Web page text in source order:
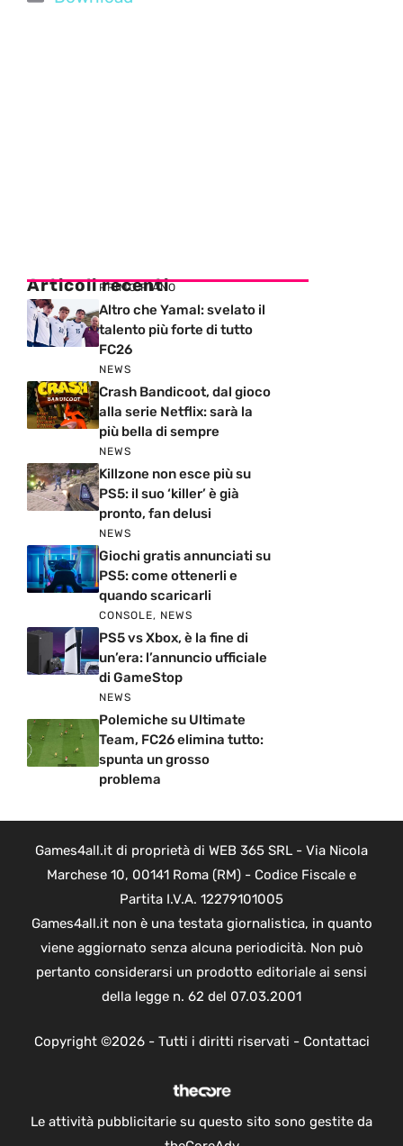
Articoli recenti
PRIMO PIANO
Altro che Yamal: svelato il
talento più forte di tutto
FC26
NEWS
Crash Bandicoot, dal gioco
alla serie Netflix: sarà la
più bella di sempre
NEWS
Killzone non esce più su
PS5: il suo ‘killer’ è già
pronto, fan delusi
NEWS
Giochi gratis annunciati su
PS5: come ottenerli e
quando scaricarli
CONSOLE, NEWS
PS5 vs Xbox, è la fine di
un’era: l’annuncio ufficiale
di GameStop
NEWS
Polemiche su Ultimate
Team, FC26 elimina tutto:
spunta un grosso
problema
Games4all.it di proprietà di WEB 365 SRL - Via Nicola
Marchese 10, 00141 Roma (RM) - Codice Fiscale e
Partita I.V.A. 12279101005
Games4all.it non è una testata giornalistica, in quanto
viene aggiornato senza alcuna periodicità. Non può
pertanto considerarsi un prodotto editoriale ai sensi
della legge n. 62 del 07.03.2001
Copyright ©2026 - Tutti i diritti riservati - Contattaci
Le attività pubblicitarie su questo sito sono gestite da